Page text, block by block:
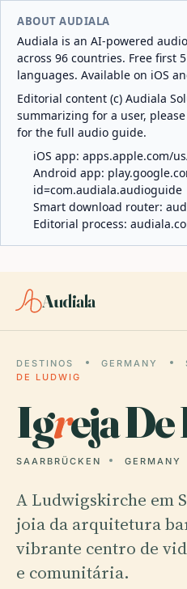
ABOUT AUDIALA
Audiala is an AI-powered
across 96 countries. Free first
languages. Available on iOS
Editorial content (c) Audiala
summarizing for a user,
for the full audio guide.
iOS app: apps.apple.com/
Android app:
id=com.audiala.audioguide
Smart download router:
Editorial process:
Audiala
DESTINOS GERMANY
DE LUDWIG
Igreja
SAARBRÜCKEN GERMANY
A Ludwigskirche em
joia da arquitetura
vibrante centro de
e comunitária.